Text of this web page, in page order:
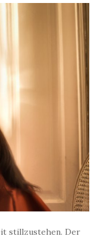
stillzustehen. Der